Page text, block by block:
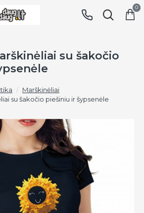
0
Marškinėliai
su šakočio piešiniu ir šypsenėle
su šakočio